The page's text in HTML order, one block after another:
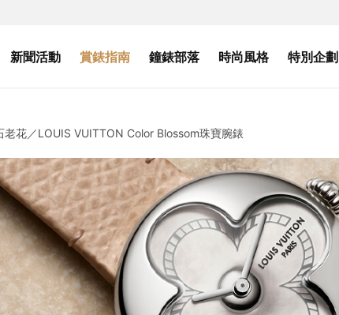
新聞活動 賞錶指南 鐘錶部落 時尚風格 特別企劃
老花／LOUIS VUITTON Color Blossom珠寶腕錶